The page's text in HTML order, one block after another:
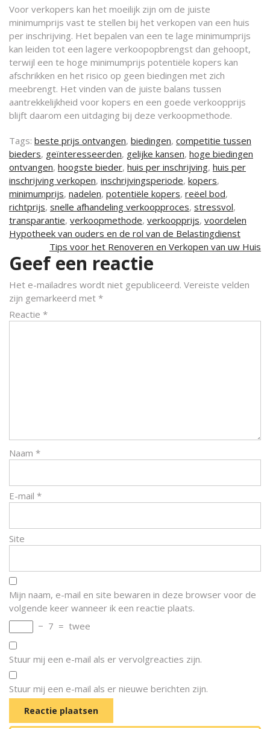
Voor verkopers kan het moeilijk zijn om de juiste
minimumprijs vast te stellen bij het verkopen van een huis
per inschrijving. Het bepalen van een te lage minimumprijs
kan leiden tot een lagere verkoopopbrengst dan gehoopt,
terwijl een te hoge minimumprijs potentiële kopers kan
afschrikken en het risico op geen biedingen met zich
meebrengt. Het vinden van de juiste balans tussen
aantrekkelijkheid voor kopers en een goede verkoopprijs
blijft daarom een uitdaging bij deze verkoopmethode.
Tags: beste prijs ontvangen, biedingen, competitie tussen
bieders, geïnteresseerden, gelijke kansen, hoge biedingen
ontvangen, hoogste bieder, huis per inschrijving, huis per
inschrijving verkopen, inschrijvingsperiode, kopers,
minimumprijs, nadelen, potentiële kopers, reëel bod,
richtprijs, snelle afhandeling verkoopproces, stressvol,
transparantie, verkoopmethode, verkoopprijs, voordelen
Berichtnavigatie
Hypotheek van ouders en de rol van de Belastingdienst
Tips voor het Renoveren en Verkopen van uw Huis
Geef een reactie
Het e-mailadres wordt niet gepubliceerd. Vereiste velden
zijn gemarkeerd met *
Reactie *
Naam *
E-mail *
Site
Mijn naam, e-mail en site bewaren in deze browser voor de
volgende keer wanneer ik een reactie plaats.
− 7 = twee
Stuur mij een e-mail als er vervolgreacties zijn.
Stuur mij een e-mail als er nieuwe berichten zijn.